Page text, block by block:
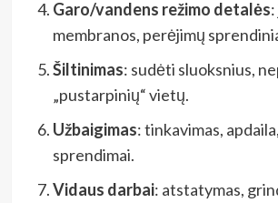
Garo/vandens režimo detalės
membranos, perėjimų
Šiltinimas: sudėti sluoksnius,
„pustarpinių“ vietų.
Užbaigimas: tinkavimas,
sprendimai.
Vidaus darbai: atstatymas,